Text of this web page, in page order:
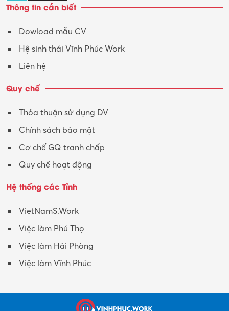
Thông tin cần biết
Dowload mẫu CV
Hệ sinh thái Vĩnh Phúc Work
Liên hệ
Quy chế
Thỏa thuận sử dụng DV
Chính sách bảo mật
Cơ chế GQ tranh chấp
Quy chế hoạt động
Hệ thống các Tỉnh
VietNamS.Work
Việc làm Phú Thọ
Việc làm Hải Phòng
Việc làm Vĩnh Phúc